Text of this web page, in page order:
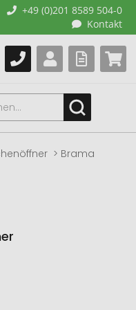
+49 (0)201 8589 504-0
Kontakt
Brama